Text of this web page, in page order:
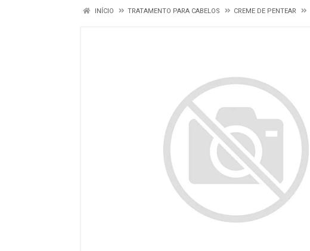
INÍCIO TRATAMENTO PARA CABELOS CREME DE PENTEAR